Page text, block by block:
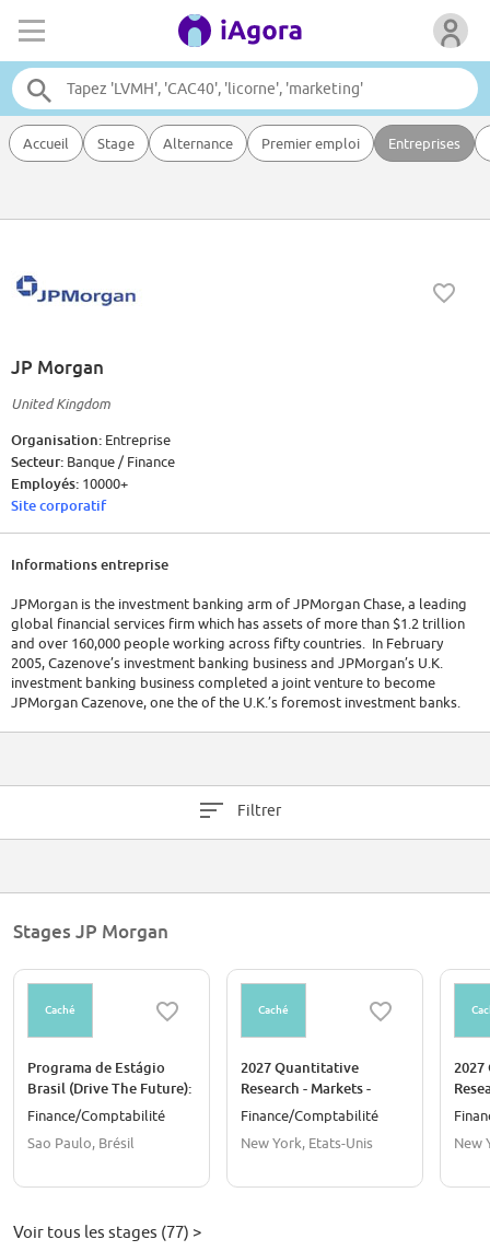
Accueil Stage Alternance Premier emploi Entreprises
JP Morgan
United Kingdom
Organisation: Entreprise
Secteur: Banque / Finance
Employés: 10000+
Site corporatif
Informations entreprise
JPMorgan is the investment banking arm of JPMorgan Chase, a leading
global financial services firm which has assets of more than $1.2 trillion
and over 160,000 people working across fifty countries. In February
2005, Cazenove’s investment banking business and JPMorgan’s U.K.
investment banking business completed a joint venture to become
JPMorgan Cazenove, one the of the U.K.’s foremost investment banks.
Filtrer
Stages JP Morgan
Caché
Programa de Estágio
Brasil (Drive The Future):
Payments Product
Finance/Comptabilité
Sao Paulo, Brésil
Caché
2027 Quantitative
Research - Markets -
Summer Internship -
Finance/Comptabilité
New York, Etats-Unis
New
Voir tous les stages (77) >